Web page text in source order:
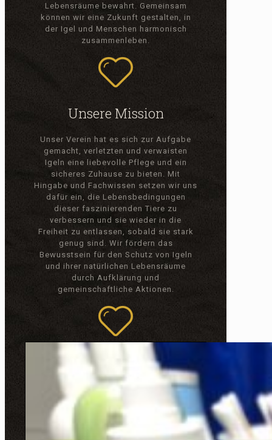
Lebensräume bewahrt. Gemeinsam
können wir eine Zukunft gestalten, in
der Igel und Menschen harmonisch
zusammenleben.
Unsere Mission
Unser Verein hat es sich zur Aufgabe
gemacht, verletzten und verwaisten
Igeln eine liebevolle Pflege und ein
sicheres Zuhause zu bieten. Mit
Hingabe und Fachwissen setzen wir uns
dafür ein, die Lebensbedingungen
dieser faszinierenden Tiere zu
verbessern und sie wieder in die
Freiheit zu entlassen, sobald sie stark
genug sind. Wir fördern das
Bewusstsein für den Schutz von Igeln
und ihrer natürlichen Lebensräume
durch Aufklärung und
gemeinschaftliche Aktionen.